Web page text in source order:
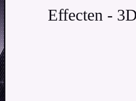
Effecten -